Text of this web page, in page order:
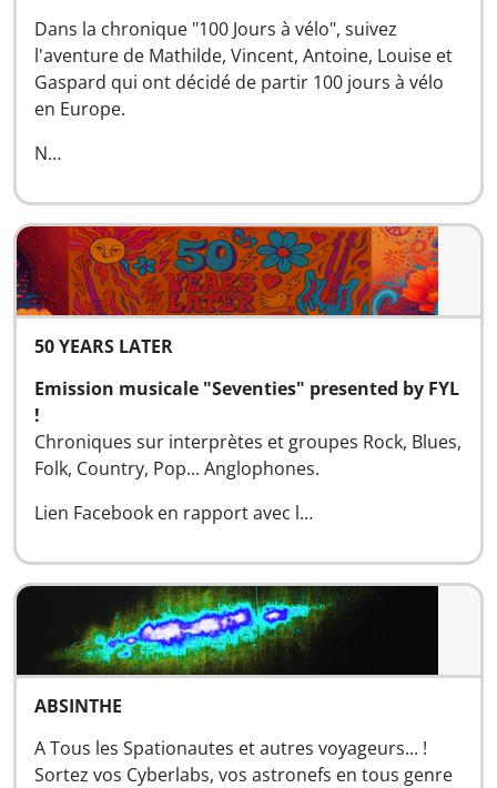
Dans la chronique "100 Jours à vélo", suivez
l'aventure de Mathilde, Vincent, Antoine, Louise et
Gaspard qui ont décidé de partir 100 jours à vélo
en Europe.
N…
50 YEARS LATER
Emission musicale "Seventies" presented by FYL
!
Chroniques sur interprètes et groupes Rock, Blues,
Folk, Country, Pop... Anglophones.
Lien Facebook en rapport avec l…
ABSINTHE
A Tous les Spationautes et autres voyageurs... !
Sortez vos Cyberlabs, vos astronefs en tous genre